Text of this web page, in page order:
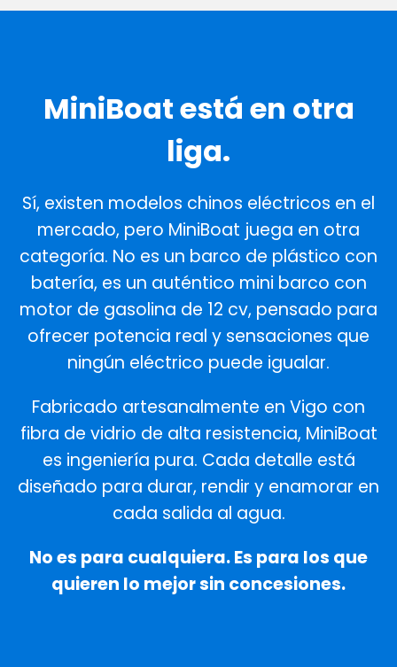
MiniBoat está en otra
liga.
Sí, existen modelos chinos eléctricos en el
mercado, pero MiniBoat juega en otra
categoría. No es un barco de plástico con
batería, es un auténtico mini barco con
motor de gasolina de 12 cv, pensado para
ofrecer potencia real y sensaciones que
ningún eléctrico puede igualar.
Fabricado artesanalmente en Vigo con
fibra de vidrio de alta resistencia, MiniBoat
es ingeniería pura. Cada detalle está
diseñado para durar, rendir y enamorar en
cada salida al agua.
No es para cualquiera. Es para los que
quieren lo mejor sin concesiones.